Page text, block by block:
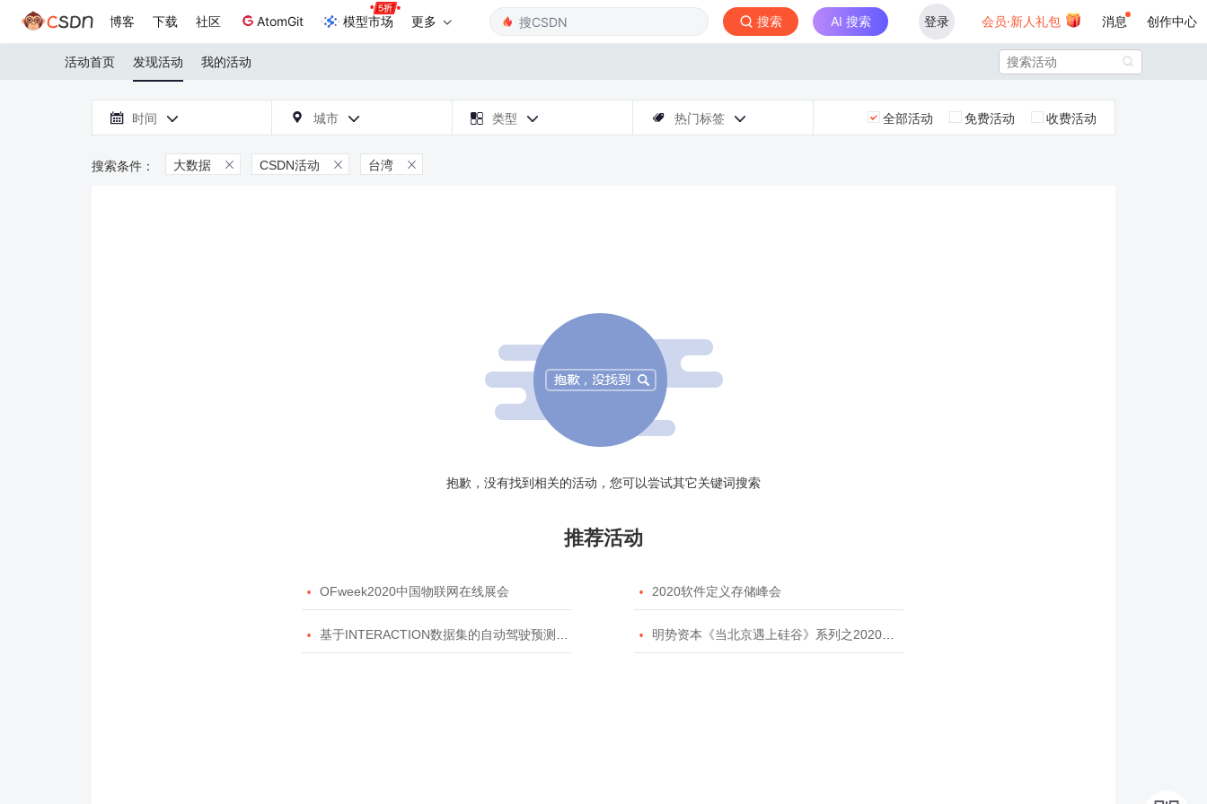
博客 下载 社区 AtomGit 模型市场 更多 搜索 AI 搜索 登录 会员·新人礼包 消息 创作中心
活动首页 发现活动 我的活动 
 时间   城市   类型   热门标签  全部活动 免费活动 收费活动
大数据  CSDN活动  台湾 
抱歉，没有找到相关的活动，您可以尝试其它关键词搜索
推荐活动
 OFweek2020中国物联网在线展会  2020软件定义存储峰会
 基于INTERACTION数据集的自动驾驶预测模型挑战赛  明势资本《当北京遇上硅谷》系列之2020年度开源峰会